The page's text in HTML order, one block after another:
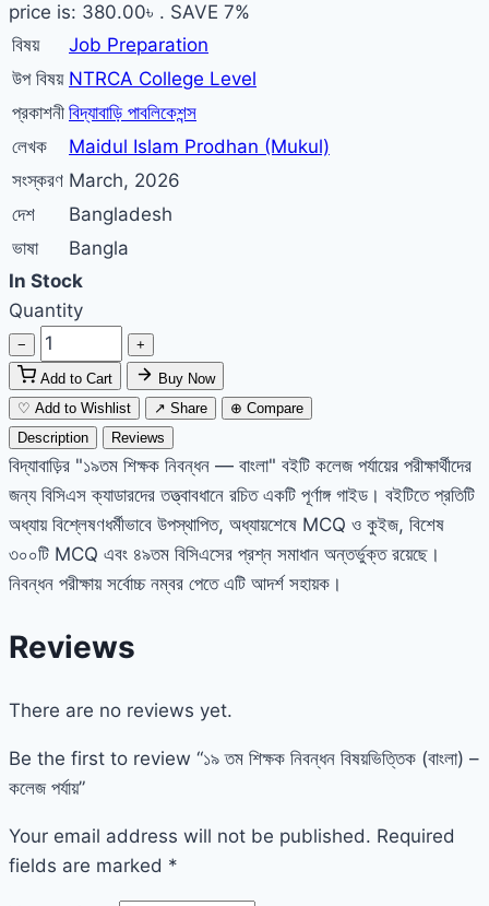
price is: 380.00৳ . SAVE 7%
বিষয়
Job Preparation
উপ বিষয় NTRCA College Level
প্রকাশনী বিদ্যাবাড়ি পাবলিকেশন্স
লেখক
Maidul Islam Prodhan (Mukul)
সংস্করণ March, 2026
দেশ
Bangladesh
ভাষা
Bangla
In Stock
Quantity
− +
Add to Cart
Buy Now
♡ Add to Wishlist
↗ Share
⊕ Compare
Description
Reviews
বিদ্যাবাড়ির "১৯তম শিক্ষক নিবন্ধন — বাংলা" বইটি কলেজ পর্যায়ের পরীক্ষার্থীদের
জন্য বিসিএস ক্যাডারদের তত্ত্বাবধানে রচিত একটি পূর্ণাঙ্গ গাইড। বইটিতে প্রতিটি
অধ্যায় বিশ্লেষণধর্মীভাবে উপস্থাপিত, অধ্যায়শেষে MCQ ও কুইজ, বিশেষ
৩০০টি MCQ এবং ৪৯তম বিসিএসের প্রশ্ন সমাধান অন্তর্ভুক্ত রয়েছে।
নিবন্ধন পরীক্ষায় সর্বোচ্চ নম্বর পেতে এটি আদর্শ সহায়ক।
Reviews
There are no reviews yet.
Be the first to review “১৯ তম শিক্ষক নিবন্ধন বিষয়ভিত্তিক (বাংলা) –
কলেজ পর্যায়”
Your email address will not be published. Required
fields are marked *